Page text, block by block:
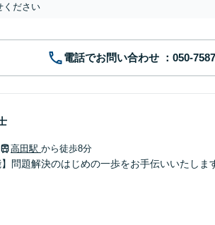
ください
電話でお問い合わせ
高田駅 から徒歩8分
】問題解決のはじめの一歩をお手伝いいたしま